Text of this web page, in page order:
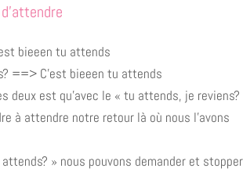
bieeen tu attends
==> C’est bieeen tu attends
deux est qu’avec le « tu attends, je reviens?
à attendre notre retour là où nous l’avons
attends? » nous pouvons demander et stopper